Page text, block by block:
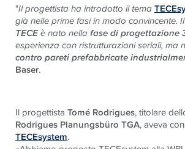
"Il progettista ha introdotto il tema
già nelle prime fasi in modo convincente.
TECEè nato nella fase di progettazione
esperienza con ristrutturazioni seriali, ma
contro pareti prefabbricate
Baser.
Il progettista Tomé Rodrigues, titolare
Rodrigues Planungsbüro TGA, aveva
TECEsystem.